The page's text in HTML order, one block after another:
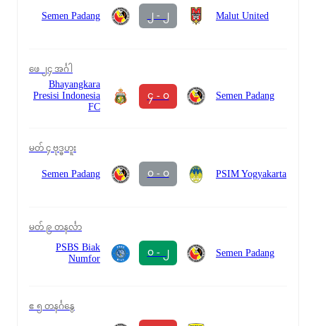
Semen Padang ၂ - ၂ Malut United
ဖေ ၂၄ အင်္ဂါ
Bhayangkara
Presisi Indonesia
FC
၄ - ၀ Semen Padang
မတ် ၄ ဗုဒ္ဓဟူး
Semen Padang ၀ - ၀ PSIM Yogyakarta
မတ် ၉ တနင်္လာ
PSBS Biak
Numfor
၀ - ၂ Semen Padang
ဧ ၅ တနင်္ဂနွေ